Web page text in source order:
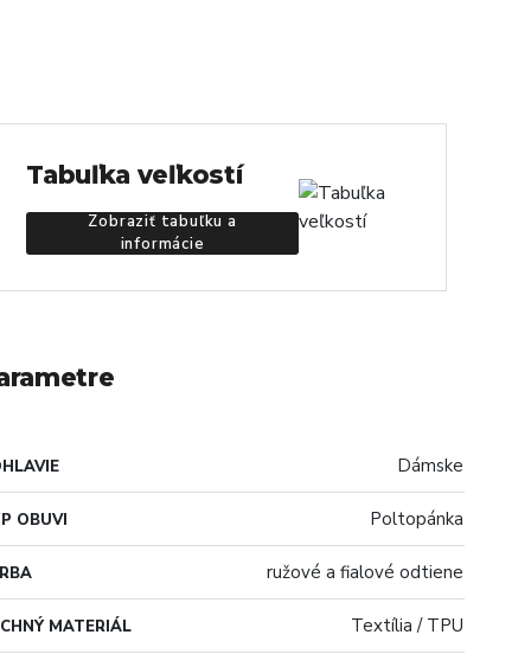
Tabuľka veľkostí
Zobraziť tabuľku a
informácie
Dámske
OBUVI Poltopánka
ružové a fialové odtiene
MATERIÁL Textília / TPU